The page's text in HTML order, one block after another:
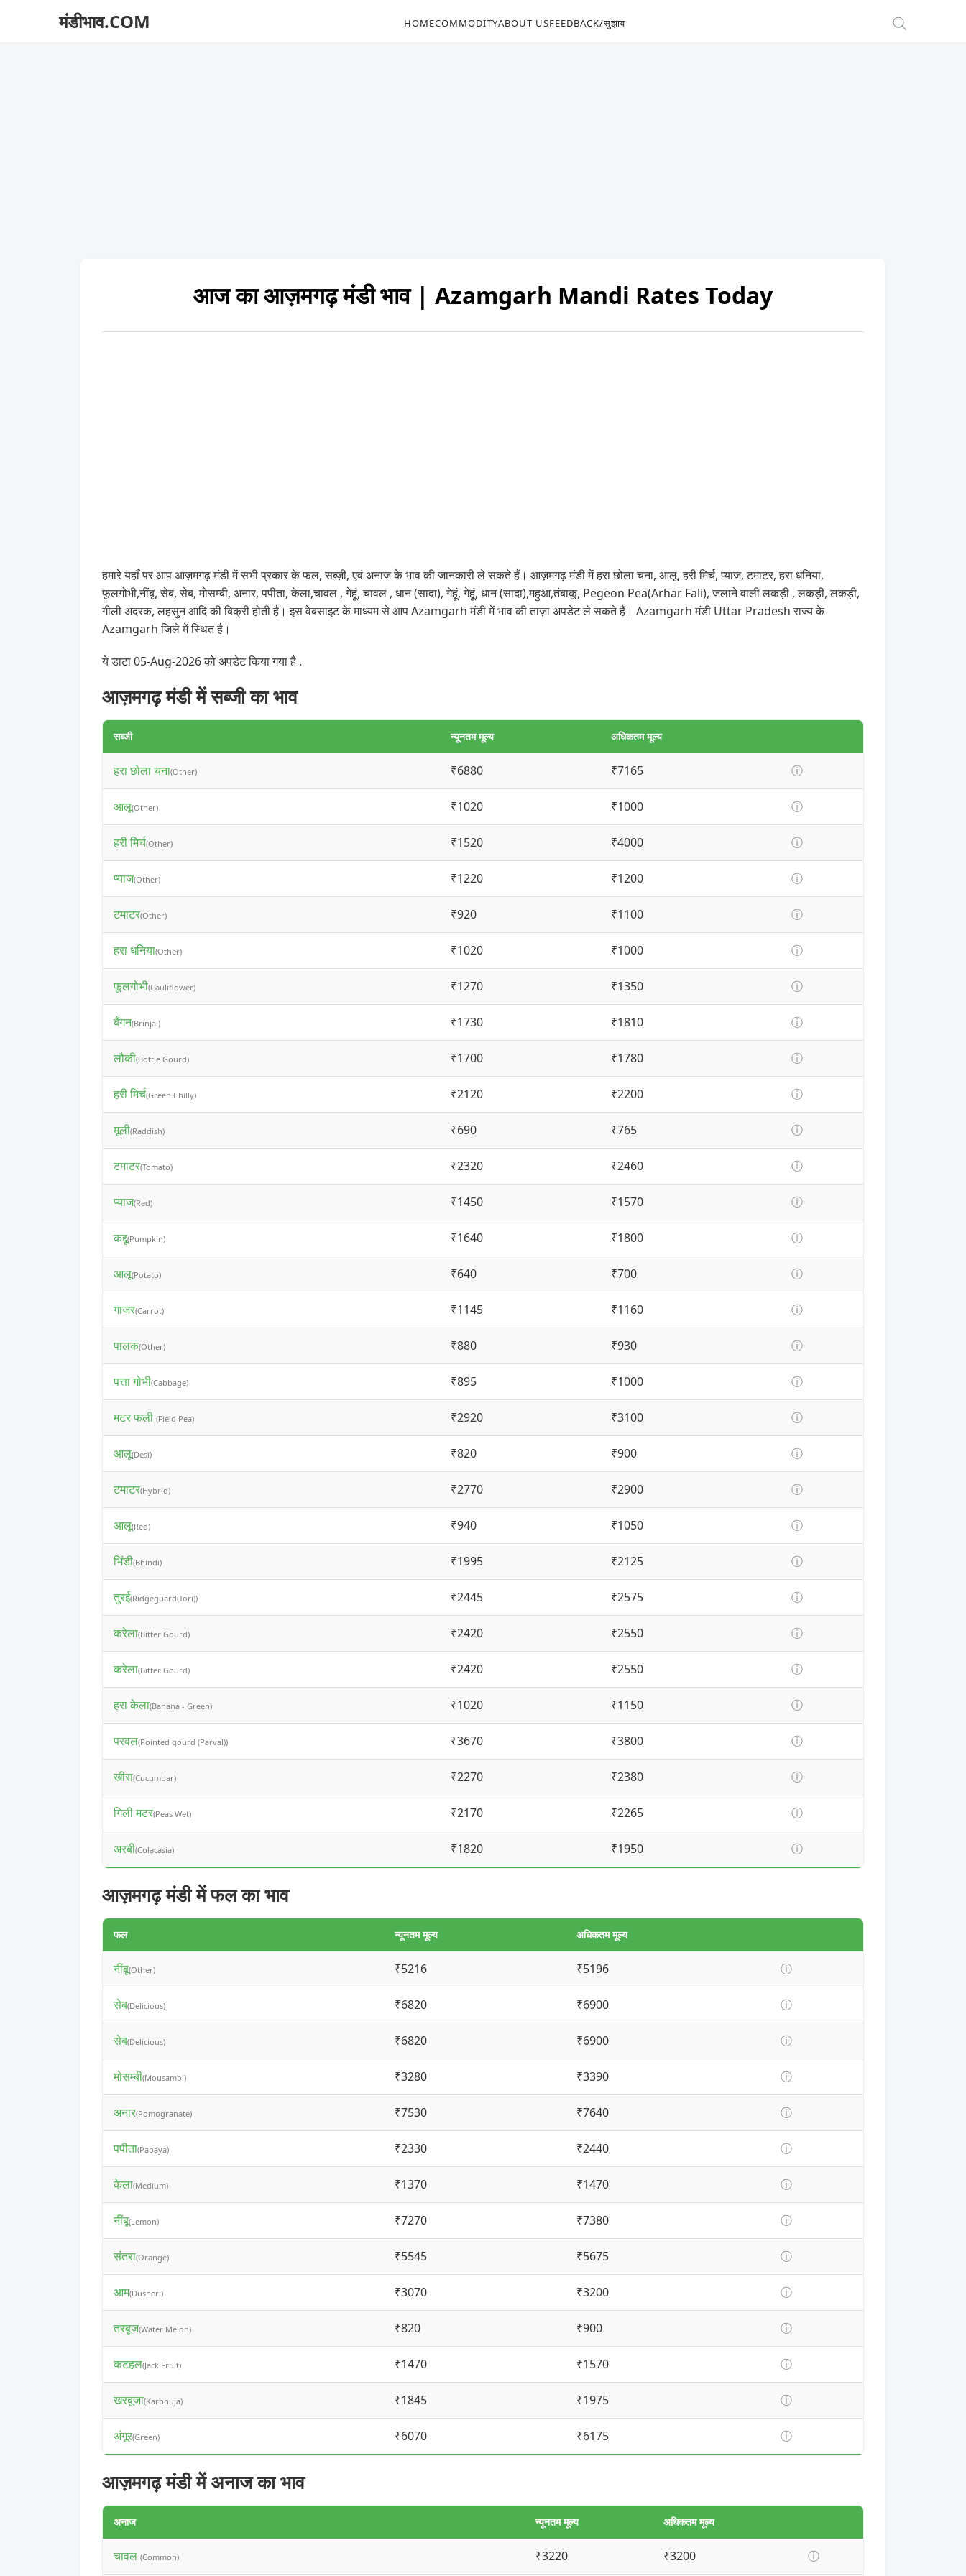
मंडीभाव.COM HOMECOMMODITYABOUT USFEEDBACK/सुझाव
आज का आज़मगढ़ मंडी भाव | Azamgarh Mandi Rates Today
हमारे यहाँ पर आप आज़मगढ़ मंडी में सभी प्रकार के फल, सब्ज़ी, एवं अनाज के भाव की जानकारी ले सकते हैं। आज़मगढ़ मंडी में हरा छोला चना, आलू, हरी मिर्च, प्याज, टमाटर, हरा धनिया,
फूलगोभी,नींबू, सेब, सेब, मोसम्बी, अनार, पपीता, केला,चावल , गेहूं, चावल , धान (सादा), गेहूं, गेहूं, धान (सादा),महुआ,तंबाकू, Pegeon Pea(Arhar Fali), जलाने वाली लकड़ी , लकड़ी, लकड़ी,
गीली अदरक, लहसुन आदि की बिक्री होती है। इस वेबसाइट के माध्यम से आप Azamgarh मंडी में भाव की ताज़ा अपडेट ले सकते हैं। Azamgarh मंडी Uttar Pradesh राज्य के
Azamgarh जिले में स्थित है।
ये डाटा 05-Aug-2026 को अपडेट किया गया है .
आज़मगढ़ मंडी में सब्जी का भाव
सब्जी न्यूनतम मूल्य अधिकतम मूल्य
हरा छोला चना(Other) ₹6880 ₹7165 ⓘ
आलू(Other) ₹1020 ₹1000 ⓘ
हरी मिर्च(Other) ₹1520 ₹4000 ⓘ
प्याज(Other) ₹1220 ₹1200 ⓘ
टमाटर(Other) ₹920 ₹1100 ⓘ
हरा धनिया(Other) ₹1020 ₹1000 ⓘ
फूलगोभी(Cauliflower) ₹1270 ₹1350 ⓘ
बैंगन(Brinjal) ₹1730 ₹1810 ⓘ
लौकी(Bottle Gourd) ₹1700 ₹1780 ⓘ
हरी मिर्च(Green Chilly) ₹2120 ₹2200 ⓘ
मूली(Raddish) ₹690 ₹765 ⓘ
टमाटर(Tomato) ₹2320 ₹2460 ⓘ
प्याज(Red) ₹1450 ₹1570 ⓘ
कद्दू(Pumpkin) ₹1640 ₹1800 ⓘ
आलू(Potato) ₹640 ₹700 ⓘ
गाजर(Carrot) ₹1145 ₹1160 ⓘ
पालक(Other) ₹880 ₹930 ⓘ
पत्ता गोभी(Cabbage) ₹895 ₹1000 ⓘ
मटर फली (Field Pea) ₹2920 ₹3100 ⓘ
आलू(Desi) ₹820 ₹900 ⓘ
टमाटर(Hybrid) ₹2770 ₹2900 ⓘ
आलू(Red) ₹940 ₹1050 ⓘ
भिंडी(Bhindi) ₹1995 ₹2125 ⓘ
तुरई(Ridgeguard(Tori)) ₹2445 ₹2575 ⓘ
करेला(Bitter Gourd) ₹2420 ₹2550 ⓘ
करेला(Bitter Gourd) ₹2420 ₹2550 ⓘ
हरा केला(Banana - Green) ₹1020 ₹1150 ⓘ
परवल(Pointed gourd (Parval)) ₹3670 ₹3800 ⓘ
खीरा(Cucumbar) ₹2270 ₹2380 ⓘ
गिली मटर(Peas Wet) ₹2170 ₹2265 ⓘ
अरबी(Colacasia) ₹1820 ₹1950 ⓘ
आज़मगढ़ मंडी में फल का भाव
फल न्यूनतम मूल्य अधिकतम मूल्य
नींबू(Other) ₹5216 ₹5196 ⓘ
सेब(Delicious) ₹6820 ₹6900 ⓘ
सेब(Delicious) ₹6820 ₹6900 ⓘ
मोसम्बी(Mousambi) ₹3280 ₹3390 ⓘ
अनार(Pomogranate) ₹7530 ₹7640 ⓘ
पपीता(Papaya) ₹2330 ₹2440 ⓘ
केला(Medium) ₹1370 ₹1470 ⓘ
नींबू(Lemon) ₹7270 ₹7380 ⓘ
संतरा(Orange) ₹5545 ₹5675 ⓘ
आम(Dusheri) ₹3070 ₹3200 ⓘ
तरबूज(Water Melon) ₹820 ₹900 ⓘ
कटहल(Jack Fruit) ₹1470 ₹1570 ⓘ
खरबूजा(Karbhuja) ₹1845 ₹1975 ⓘ
अंगूर(Green) ₹6070 ₹6175 ⓘ
आज़मगढ़ मंडी में अनाज का भाव
अनाज न्यूनतम मूल्य अधिकतम मूल्य
चावल (Common) ₹3220 ₹3200 ⓘ